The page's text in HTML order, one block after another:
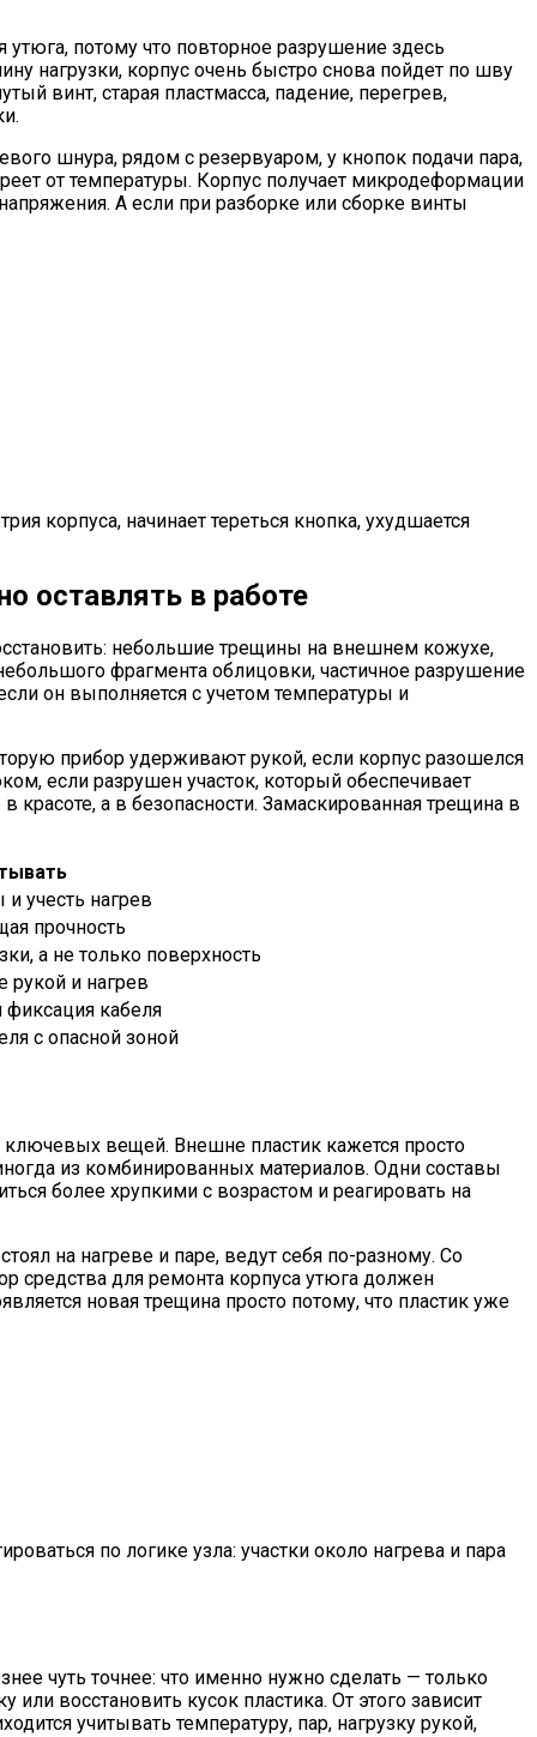
потому что повторное разрушение здесь
нагрузки, корпус очень быстро снова пойдет по шву
винт, старая пластмасса, падение, перегрев,
шнура, рядом с резервуаром, у кнопок подачи пара,
от температуры. Корпус получает микродеформации
А если при разборке или сборке винты
корпуса, начинает тереться кнопка, ухудшается
оставлять в работе
небольшие трещины на внешнем кожухе,
фрагмента облицовки, частичное разрушение
он выполняется с учетом температуры и
прибор удерживают рукой, если корпус разошелся
если разрушен участок, который обеспечивает
красоте, а в безопасности. Замаскированная трещина в
учесть нагрев
прочность
а не только поверхность
рукой и нагрев
фиксация кабеля
с опасной зоной
ключевых вещей. Внешне пластик кажется просто
из комбинированных материалов. Одни составы
более хрупкими с возрастом и реагировать на
на нагреве и паре, ведут себя по-разному. Со
средства для ремонта корпуса утюга должен
новая трещина просто потому, что пластик уже
по логике узла: участки около нагрева и пара
чуть точнее: что именно нужно сделать — только
восстановить кусок пластика. От этого зависит
учитывать температуру, пар, нагрузку рукой,